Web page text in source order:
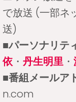
で放送 (一部ネ
送)
■パーソナリテ
依 ・ 丹生明里 ・
■番組メールア
n.com